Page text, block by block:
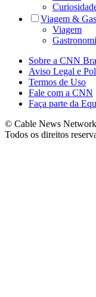
Viagem &
Viagem
Sobre a CNN
Aviso Legal e
Termos de Uso
Fale com a CNN
Faça parte da
© Cable News
Todos os direitos